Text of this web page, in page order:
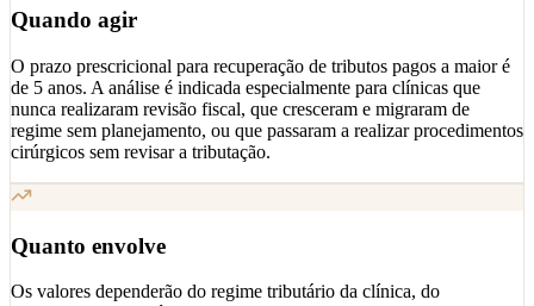
Quando agir
O prazo prescricional para recuperação de tributos pagos a maior é
de 5 anos. A análise é indicada especialmente para clínicas que
nunca realizaram revisão fiscal, que cresceram e migraram de
regime sem planejamento, ou que passaram a realizar procedimentos
cirúrgicos sem revisar a tributação.
Quanto envolve
Os valores dependerão do regime tributário da clínica, do